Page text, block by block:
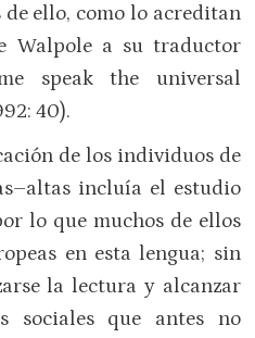
ello, como lo acreditan
Walpole a su traductor
speak the universal
40).
de los individuos de
incluía el estudio
lo que muchos de ellos
en esta lengua; sin
la lectura y alcanzar
sociales que antes no